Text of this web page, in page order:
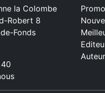
la Colombe
Robert 8
Fonds